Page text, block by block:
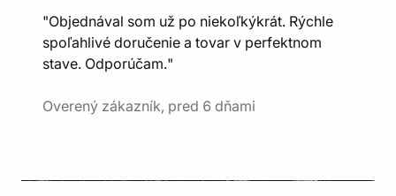
"Objednával som už po niekoľkýkrát. Rýchle
spoľahlivé doručenie a tovar v perfektnom
stave. Odporúčam."
Overený zákazník, pred 6 dňami